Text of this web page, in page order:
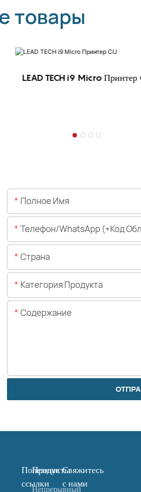
товары
LEAD TECH i9 Micro Принтер
Полное Имя
Телефон/WhatsApp (+код
Страна
Категория Продукта
Содержание
Полезные
ссылки
Продукты
Непрерывный
Свяжитесь
с нами